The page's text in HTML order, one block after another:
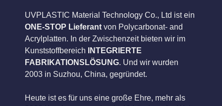
UVPLASTIC Material Technology Co., Ltd ist ein
ONE-STOP Lieferant von Polycarbonat- and
Acrylplatten. In der Zwischenzeit bieten wir im
Kunststoffbereich
INTEGRIERTE
FABRIKATIONSLÖSUNG. Und wir wurden
2003 in Suzhou, China, gegründet.
Heute ist es für uns eine große Ehre, mehr als